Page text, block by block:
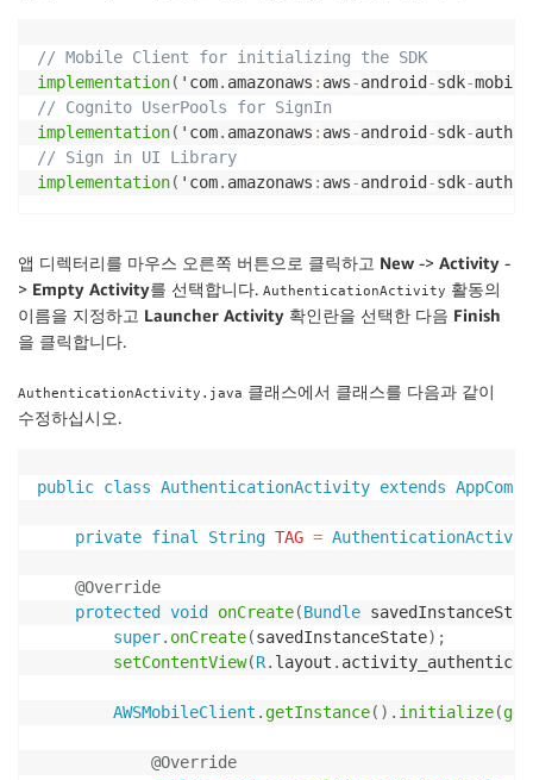
// Mobile Client for initializing the SDK
implementation( 'com. amazonaws : aws-android -sdk-mobile
// Cognito UserPools for SignIn
implementation( 'com. amazonaws : aws-android -sdk-auth
// Sign in UI Library
implementation( 'com. amazonaws : aws-android -sdk-auth
앱 디렉터리를 마우스 오른쪽 버튼으로 클릭하고 New -> Activity -
> Empty Activity를 선택합니다. AuthenticationActivity 활동의
이름을 지정하고 Launcher Activity 확인란을 선택한 다음 Finish
을 클릭합니다.
AuthenticationActivity.java 클래스에서 클래스를 다음과 같이
수정하십시오.
public class AuthenticationActivity extends
private final String TAG =
@Override
protected
void onCreate(Bundle
super. onCreate(savedInstanceState) ;
setContentView(R. layout .
AWSMobileClient .getInstance( ) . initialize(
@Override